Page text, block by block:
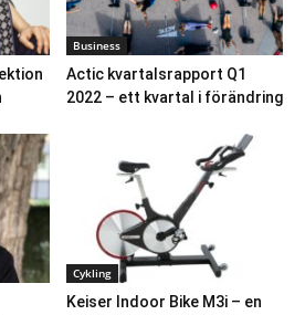
Business
Actic kvartalsrapport Q1
2022 – ett kvartal i förändring
Cykling
Keiser Indoor Bike M3i – en